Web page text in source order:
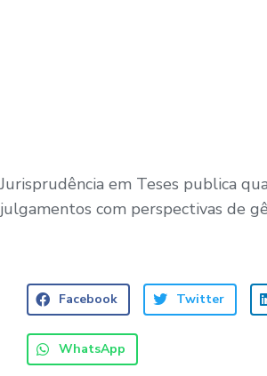
Jurisprudência em Teses publica
julgamentos com perspectivas de
Facebook Twitter
WhatsApp